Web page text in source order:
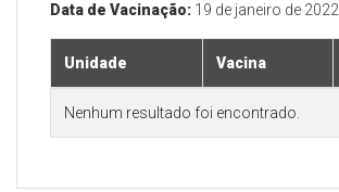
Data de Vacinação: 19 de janeiro de 2022
Unidade Vacina
Nenhum resultado foi encontrado.